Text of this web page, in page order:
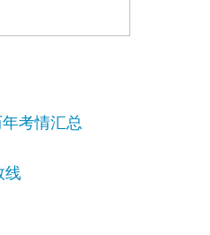
年考情汇总
线